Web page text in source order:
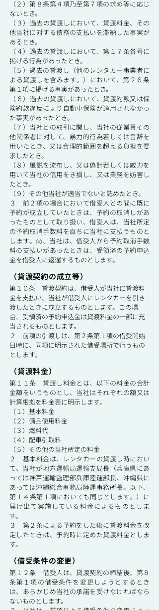
（２）第８条第４項乃至第７項の求め等に応じ
ないとき。
（３）過去の貸渡しにおいて、貸渡料金、その
他当社に対する債務の支払いを滞納した事実が
あるとき。
（４）過去の貸渡しにおいて、第１７条各号に
掲げる行為があったとき。
（５）過去の貸渡し（他のレンタカー事業者に
よる貸渡しを含みます。）において、第２６条
第１項に掲げる事実があったとき。
（６）過去の貸渡しにおいて、貸渡約款又は保
険約款違反により自動車保険が適用されなかっ
た事実があったとき。
（７）当社との取引に関し、当社の従業員その
他関係者に対して、暴力的行為若しくは言辞を
用いたとき、又は合理的範囲を超える負担を要
求したとき。
（８）風説を流布し、又は偽計若しくは威力を
用いて当社の信用をき損し、又は業務を妨害し
たとき。
（９）その他当社が適当でないと認めたとき。
３ 前２項の場合において借受人との間に既に
予約が成立していたときは、予約の取消しがあ
ったものとして取り扱い、借受人は、当社所定
の予約取消手数料を直ちに当社に支払うものと
します。尚、当社は、借受人から予約取消手数
料の支払いがあったときは、受領済の予約申込
金を借受人に返還するものとします。
（貸渡契約の成立等）
第１０条 貸渡契約は、借受人が当社に貸渡料
金を支払い、当社が借受人にレンタカーを引き
渡したときに成立するものとします。この場
合、受領済の予約申込金は貸渡料金の一部に充
当されるものとします。
２ 前項の引渡しは、第２条第１項の借受開始
日時に、同項に明示された借受場所で行うもの
とします。
（貸渡料金）
第１１条 貸渡し料金とは、以下の料金の合計
金額をいうものとし、当社はそれぞれの額又は
計算根拠を料金表に明示します。
（１）基本料金
（２）備品使用料金
（３）燃料代
（４）配車引取料
（５）その他の当社所定の料金
２ 基本料金は、レンタカーの貸渡し時におい
て、当社が地方運輸局運輸支局長（兵庫県にあ
っては神戸運輸監理部兵庫陸運部長、沖縄県に
あっては沖縄総合事務局陸運事務所長。以下、
第１４条第１項においても同じとします。）に
届け出て実施している料金によるものとしま
す。
３ 第２条による予約をした後に貸渡料金を改
定したときは、予約時に定めた貸渡料金としま
す。
（借受条件の変更）
第１２条 借受人は、貸渡契約の締結後、第８
条第１項の借受条件を変更しようとするとき
は、あらかじめ当社の承諾を受けなければなら
ないものとします。